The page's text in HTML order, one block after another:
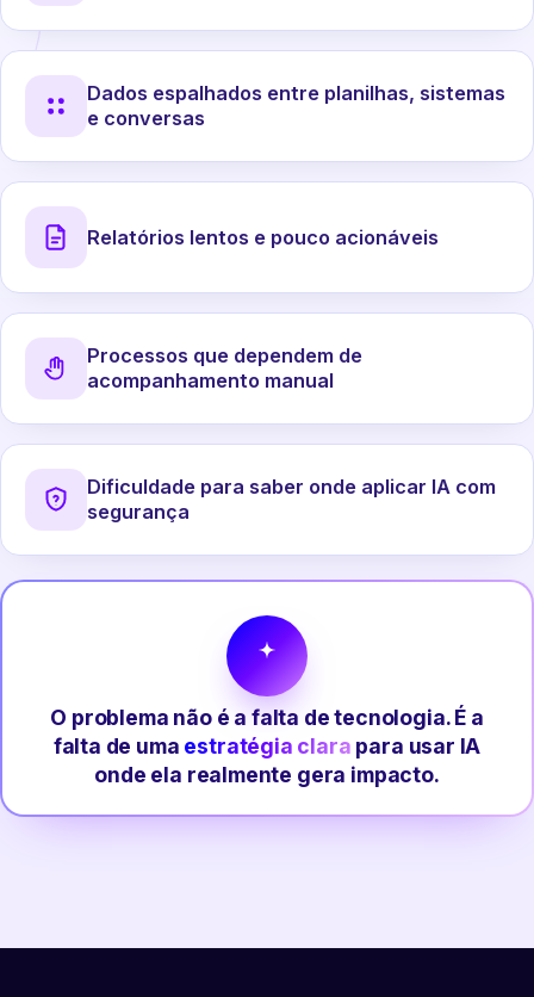
Dados espalhados entre planilhas, sistemas
e conversas
Relatórios lentos e pouco acionáveis
Processos que dependem de
acompanhamento manual
Dificuldade para saber onde aplicar IA com
segurança
O problema não é a falta de tecnologia. É a
falta de uma estratégia clara para usar IA
onde ela realmente gera impacto.